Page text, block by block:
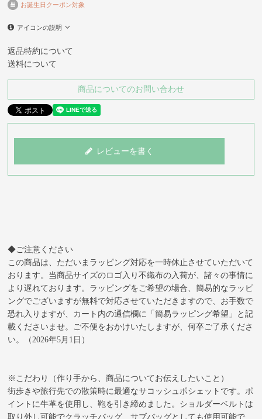
お誕生日クーポン対象
アイコンの説明
返品特約について
送料について
商品についてのお問い合わせ
レビューを書く
◆ご注意ください
この商品は、ただいまラッピング対応を一時休止させていただいて
おります。当商品サイズのロゴ入り不織布の入荷が、諸々の事情に
より遅れております。ラッピングをご希望の場合、簡易的なラッピ
ングでございますが無料で対応させていただきますので、お手数で
恐れ入りますが、カート内の通信欄に「簡易ラッピング希望」と記
載くださいませ。ご不便をおかけいたしますが、何卒ご了承くださ
い。（2026年5月1日）
※こだわり（作り手から、商品についてお伝えしたいこと）
街歩きや旅行先での散策時に最適なサコッシュポシェットです。ポ
イントに牛革を使用し、鞄を引き締めました。ショルダーベルトは
取り外し可能でクラッチバッグ、サブバッグとしても使用可能で